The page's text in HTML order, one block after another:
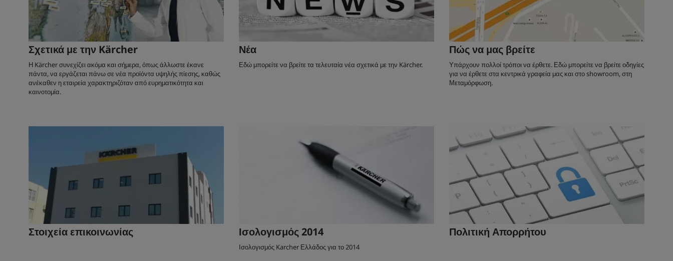
Σχετικά με την Kärcher
Η Kärcher συνεχίζει ακόμα και σήμερα, όπως άλλωστε έκανε
πάντα, να εργάζεται πάνω σε νέα προϊόντα υψηλής πίεσης, καθώς
ανέκαθεν η εταιρεία χαρακτηριζόταν από ευρηματικότητα και
καινοτομία.
Νέα
Εδώ μπορείτε να βρείτε τα τελευταία νέα σχετικά με την Kärcher.
Πώς να μας βρείτε
Υπάρχουν πολλοί τρόποι να έρθετε. Εδώ μπορείτε να βρείτε οδηγίες
για να έρθετε στα κεντρικά γραφεία μας και στο showroom, στη
Μεταμόρφωση.
Στοιχεία επικοινωνίας Ισολογισμός 2014
Ισολογισμός Karcher Ελλάδος για το 2014
Πολιτική Απορρήτου